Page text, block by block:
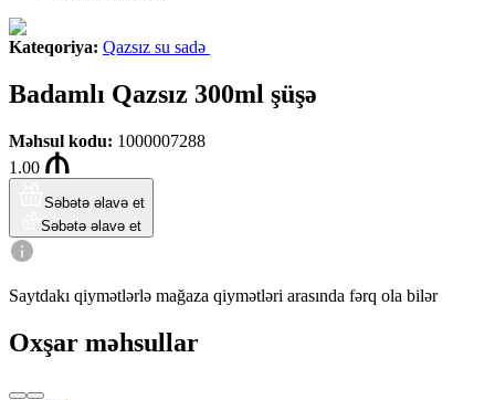
Kateqoriya: Qazsız su sadə
Badamlı Qazsız 300ml şüşə
Məhsul kodu: 1000007288
1.00
Səbətə əlavə et
Səbətə əlavə et
Saytdakı qiymətlərlə mağaza qiymətləri arasında fərq ola bilər
Oxşar məhsullar